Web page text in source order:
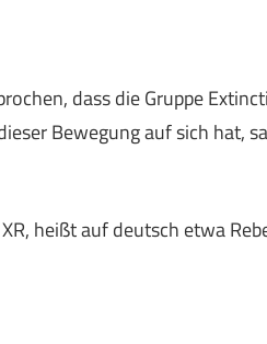
dass die Gruppe
Bewegung auf sich hat,
heißt auf deutsch etwa